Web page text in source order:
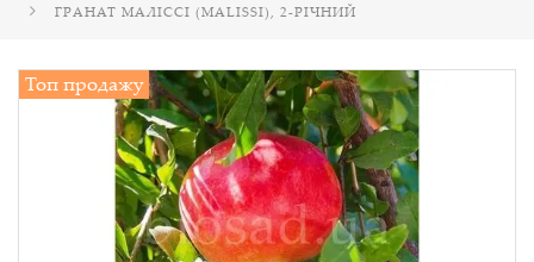
ГРАНАТ МАЛІССІ (MALISSI), 2-РІЧНИЙ
Топ продажу